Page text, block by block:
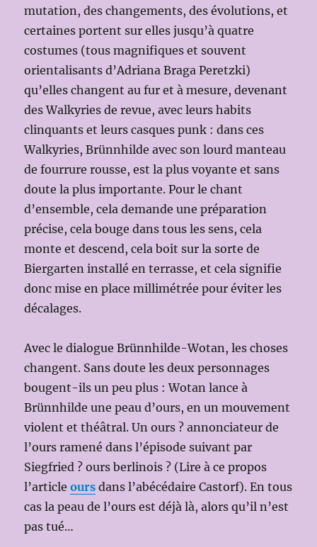
mutation, des changements, des évolutions, et
certaines portent sur elles jusqu’à quatre
costumes (tous magnifiques et souvent
orientalisants d’Adriana Braga Peretzki)
qu’elles changent au fur et à mesure, devenant
des Walkyries de revue, avec leurs habits
clinquants et leurs casques punk : dans ces
Walkyries, Brünnhilde avec son lourd manteau
de fourrure rousse, est la plus voyante et sans
doute la plus importante. Pour le chant
d’ensemble, cela demande une préparation
précise, cela bouge dans tous les sens, cela
monte et descend, cela boit sur la sorte de
Biergarten installé en terrasse, et cela signifie
donc mise en place millimétrée pour éviter les
décalages.
Avec le dialogue Brünnhilde-Wotan, les choses
changent. Sans doute les deux personnages
bougent-ils un peu plus : Wotan lance à
Brünnhilde une peau d’ours, en un mouvement
violent et théâtral. Un ours ? annonciateur de
l’ours ramené dans l’épisode suivant par
Siegfried ? ours berlinois ? (Lire à ce propos
l’articleours dans l’abécédaire Castorf). En tous
cas la peau de l’ours est déjà là, alors qu’il n’est
pas tué…